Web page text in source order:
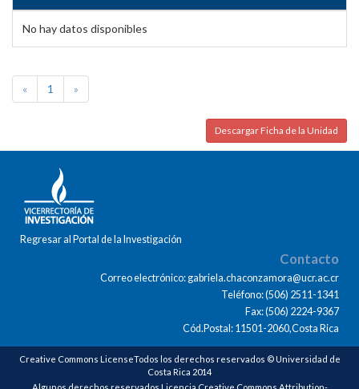
No hay datos disponibles
« 1 »
Descargar Ficha de la Unidad
Regresar al Portal de la Investigación
Contacto
Correo electrónico: gabriela.chaconzamora@ucr.ac.cr
Teléfono: (506) 2511-1341
Fax: (506) 2224-9367
Cód.Postal: 11501-2060,Costa Rica
Creative Commons LicenseTodos los derechos reservados © Universidad de
Costa Rica 2014